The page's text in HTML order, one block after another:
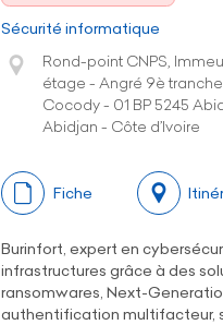
Sécurité informatique
Rond-point CNPS,
étage - Angré 9è tranche
Cocody - 01 BP 5245
Abidjan - Côte d’Ivoire
Fiche
Burinfort, expert en
infrastructures grâce à des
ransomwares, Next-
authentification multifacteur,